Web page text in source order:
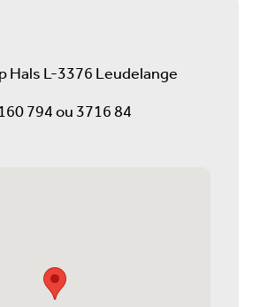
Hals L-3376 Leudelange
794 ou 3716 84